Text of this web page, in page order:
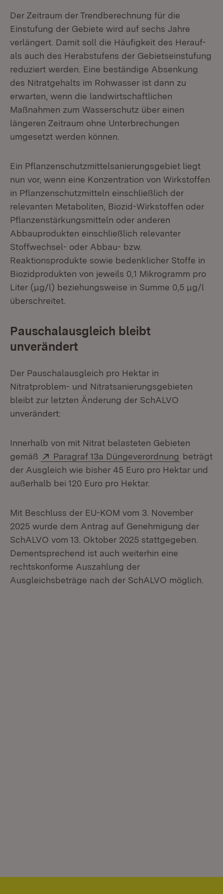
Der Zeitraum der Trendberechnung für die
Einstufung der Gebiete wird auf sechs Jahre
verlängert. Damit soll die Häufigkeit des Herauf-
als auch des Herabstufens der Gebietseinstufung
reduziert werden. Eine beständige Absenkung
des Nitratgehalts im Rohwasser ist dann zu
erwarten, wenn die landwirtschaftlichen
Maßnahmen zum Wasserschutz über einen
längeren Zeitraum ohne Unterbrechungen
umgesetzt werden können.
Ein Pflanzenschutzmittelsanierungsgebiet liegt
nun vor, wenn eine Konzentration von Wirkstoffen
in Pflanzenschutzmitteln einschließlich der
relevanten Metaboliten, Biozid-Wirkstoffen oder
Pflanzenstärkungsmitteln oder anderen
Abbauprodukten einschließlich relevanter
Stoffwechsel- oder Abbau- bzw.
Reaktionsprodukte sowie bedenklicher Stoffe in
Biozidprodukten von jeweils 0,1 Mikrogramm pro
Liter (μg/l) beziehungsweise in Summe 0,5 μg/l
überschreitet.
Pauschalausgleich bleibt
unverändert
Der Pauschalausgleich pro Hektar in
Nitratproblem- und Nitratsanierungsgebieten
bleibt zur letzten Änderung der SchALVO
unverändert:
Innerhalb von mit Nitrat belasteten Gebieten
gemäß
Extern:
Paragraf 13a Düngeverordnung (Öffnet in
beträgt
der Ausgleich wie bisher 45 Euro pro Hektar und
außerhalb bei 120 Euro pro Hektar.
Mit Beschluss der EU-KOM vom 3. November
2025 wurde dem Antrag auf Genehmigung der
SchALVO vom 13. Oktober 2025 stattgegeben.
Dementsprechend ist auch weiterhin eine
rechtskonforme Auszahlung der
Ausgleichsbeträge nach der SchALVO möglich.